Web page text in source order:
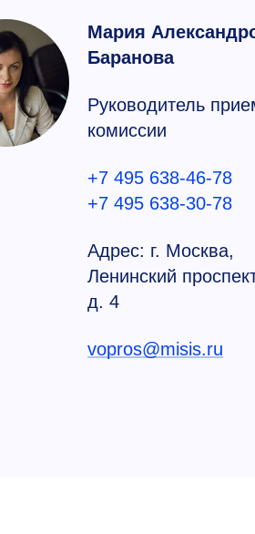
Мария
Баранова
Руководитель
комиссии
+7 495 638-46-78
+7 495 638-30-78
Адрес: г. Москва,
Ленинский
д. 4
vopros@misis.ru